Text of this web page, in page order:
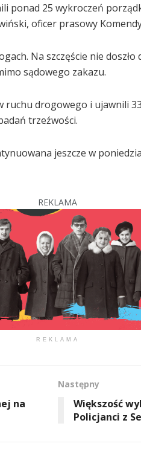
25 wykroczeń
oficer prasowy
Na szczęście nie
sądowego zakazu.
ruchu drogowego i ujawnili
trzeźwości.
jeszcze w
REKLAMA
REKLAMA
na
Następny
Większość
Policjanci z